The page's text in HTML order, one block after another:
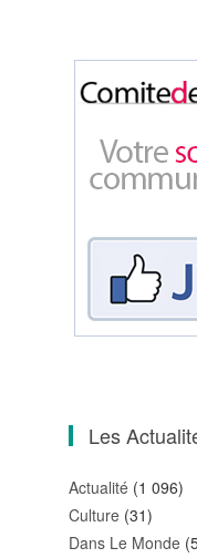
Les
Actualité (1 096)
Culture (31)
Dans Le Monde